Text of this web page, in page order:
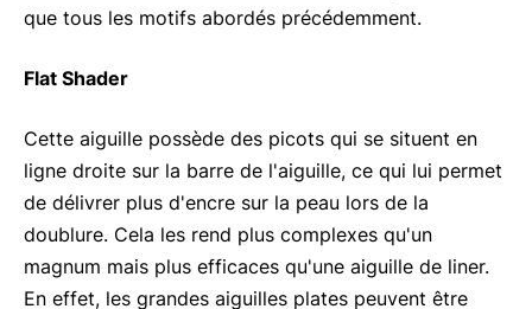
que tous les motifs abordés précédemment.
Flat Shader
Cette aiguille possède des picots qui se situent en
ligne droite sur la barre de l'aiguille, ce qui lui permet
de délivrer plus d'encre sur la peau lors de la
doublure. Cela les rend plus complexes qu'un
magnum mais plus efficaces qu'une aiguille de liner.
En effet, les grandes aiguilles plates peuvent être